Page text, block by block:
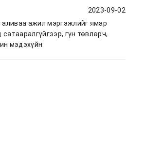
2023-09-02
аливаа ажил мэргэжлийг ямар
сатааралгүйгээр, гүн төвлөрч,
мэдэхүйн